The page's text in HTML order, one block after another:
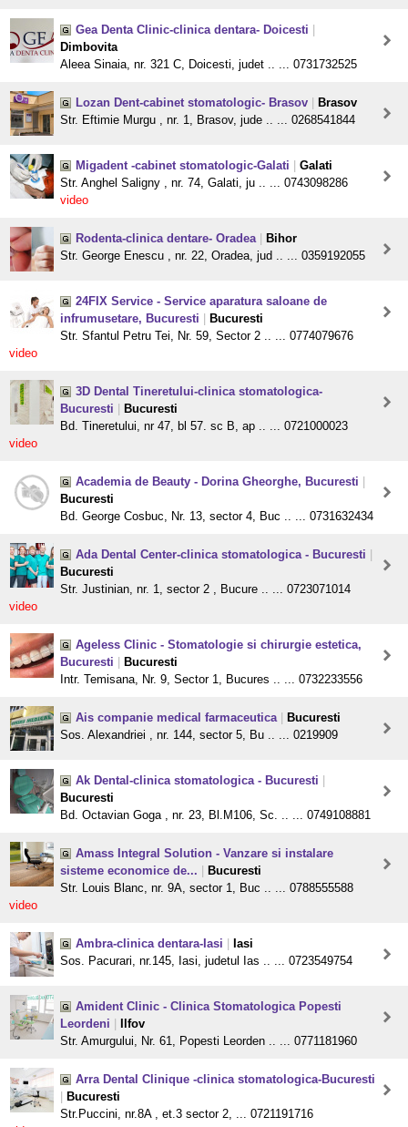
Gea Denta Clinic-clinica dentara- Doicesti
Dimbovita
Aleea Sinaia, nr. 321 C, Doicesti, judet .. ... 0731732525
Lozan Dent-cabinet stomatologic- Brasov
Brasov
Str. Eftimie Murgu , nr. 1, Brasov, jude .. ... 0268541844
Migadent -cabinet stomatologic-Galati
Galati
Str. Anghel Saligny , nr. 74, Galati, ju .. ... 0743098286
video
Rodenta-clinica dentare- Oradea
Bihor
Str. George Enescu , nr. 22, Oradea, jud .. ... 0359192055
24FIX Service - Service aparatura saloane de
infrumusetare, Bucuresti
Bucuresti
Str. Sfantul Petru Tei, Nr. 59, Sector 2 .. ... 0774079676
video
3D Dental Tineretului-clinica stomatologica-
Bucuresti
Bucuresti
Bd. Tineretului, nr 47, bl 57. sc B, ap .. ... 0721000023
video
Academia de Beauty - Dorina Gheorghe, Bucuresti
Bucuresti
Bd. George Cosbuc, Nr. 13, sector 4, Buc .. ... 0731632434
Ada Dental Center-clinica stomatologica - Bucuresti
Bucuresti
Str. Justinian, nr. 1, sector 2 , Bucure .. ... 0723071014
video
Ageless Clinic - Stomatologie si chirurgie estetica,
Bucuresti
Bucuresti
Intr. Temisana, Nr. 9, Sector 1, Bucures .. ... 0732233556
Ais companie medical farmaceutica
Bucuresti
Sos. Alexandriei , nr. 144, sector 5, Bu .. ... 0219909
Ak Dental-clinica stomatologica - Bucuresti
Bucuresti
Bd. Octavian Goga , nr. 23, Bl.M106, Sc. .. ... 0749108881
Amass Integral Solution - Vanzare si instalare
sisteme economice de...
Bucuresti
Str. Louis Blanc, nr. 9A, sector 1, Buc .. ... 0788555588
video
Ambra-clinica dentara-Iasi
Iasi
Sos. Pacurari, nr.145, Iasi, judetul Ias .. ... 0723549754
Amident Clinic - Clinica Stomatologica Popesti
Leordeni
Ilfov
Str. Amurgului, Nr. 61, Popesti Leorden .. ... 0771181960
Arra Dental Clinique -clinica stomatologica-Bucuresti
Bucuresti
Str.Puccini, nr.8A , et.3 sector 2, ... 0721191716